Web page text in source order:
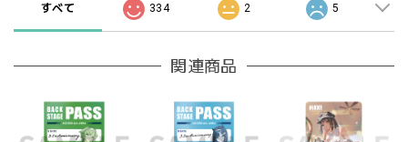
すべて 334 2 5
関連商品